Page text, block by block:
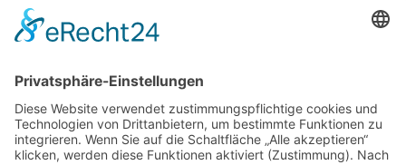
Vogue Vintage
Herren
Accessoires
Einzelschnittmuster Burda
Tops
Kleider
Röcke & Hosen
Homewear